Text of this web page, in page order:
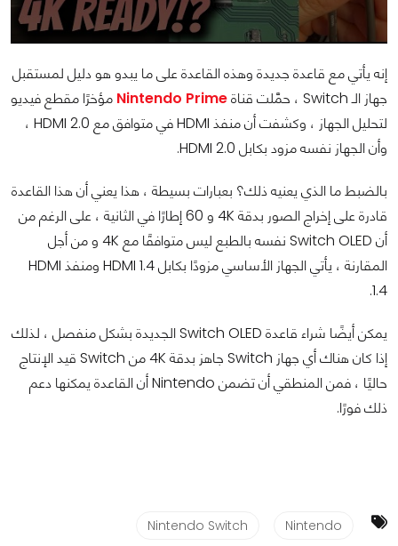
إنه يأتي مع قاعدة جديدة وهذه القاعدة على ما يبدو هو دليل لمستقبل
جهاز الـ Switch ، حمَّلت قناة
Nintendo Prime مؤخرًا مقطع فيديو
لتحليل الجهاز ، وكشفت أن منفذ HDMI في متوافق مع HDMI 2.0 ،
وأن الجهاز نفسه مزود بكابل HDMI 2.0.
بالضبط ما الذي يعنيه ذلك؟ بعبارات بسيطة ، هذا يعني أن هذا القاعدة
قادرة على إخراج الصور بدقة 4K و 60 إطارًا في الثانية ، على الرغم من
أن Switch OLED نفسه بالطبع ليس متوافقًا مع 4K و من أجل
المقارنة ، يأتي الجهاز الأساسي مزودًا بكابل HDMI 1.4 ومنفذ HDMI
1.4.
يمكن أيضًا شراء قاعدة Switch OLED الجديدة بشكل منفصل ، لذلك
إذا كان هناك أي جهاز Switch جاهز بدقة 4K من Switch قيد الإنتاج
حاليًا ، فمن المنطقي أن تضمن Nintendo أن القاعدة يمكنها دعم
ذلك فورًا.
Nintendo
Nintendo Switch